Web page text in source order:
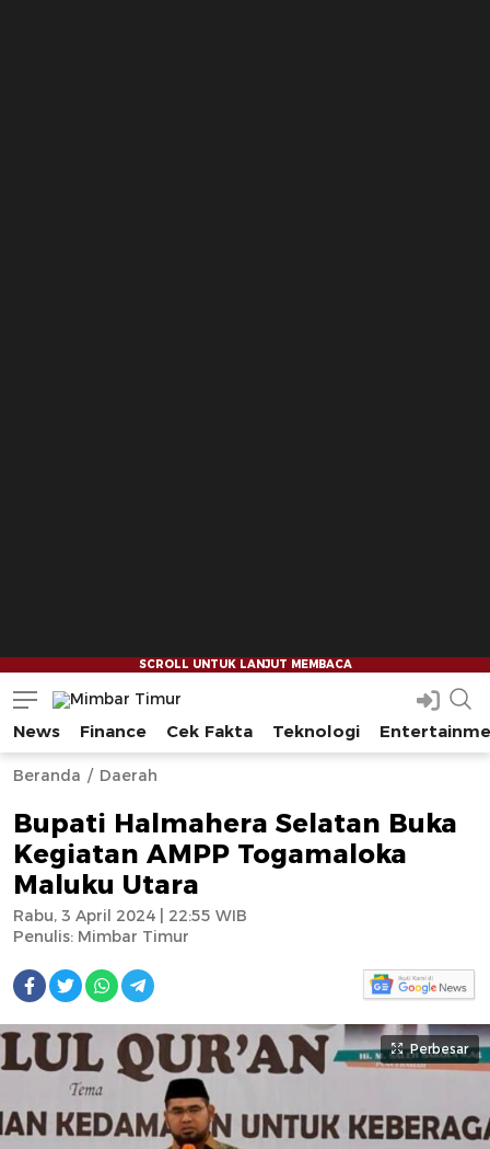
Mimbar Timur
Media Berjaringan Indonesia Timur
News Finance Cek Fakta Teknologi
Beranda Daerah
Bupati Halmahera Selatan Buka
Kegiatan AMPP Togamaloka
Maluku Utara
Penulis: Mimbar Timur
Rabu, 3 April 2024 | 22:55 WIB
Perbesar
--
--